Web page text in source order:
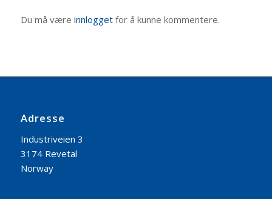
Du må være innloggetfor å kunne kommentere.
Adresse
Industriveien 3
3174 Revetal
Norway